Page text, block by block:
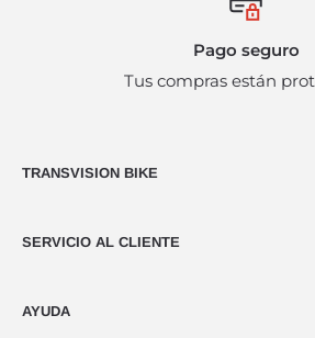
Pago seguro
Tus compras están
TRANSVISION BIKE
nuestra naturaleza es la pasión por
distancias en la ciudad.
SERVICIO AL CLIENTE
AYUDA